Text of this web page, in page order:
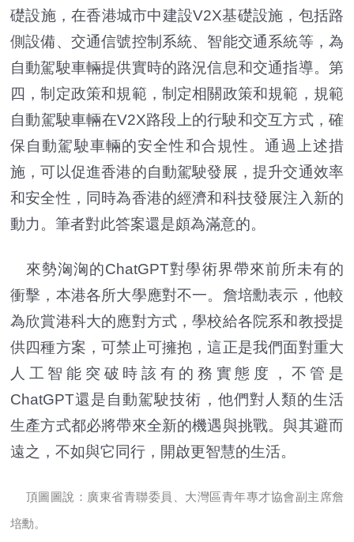
礎設施，在香港城市中建設V2X基礎設施，包括路
側設備、交通信號控制系統、智能交通系統等，為
自動駕駛車輛提供實時的路況信息和交通指導。第
四，制定政策和規範，制定相關政策和規範，規範
自動駕駛車輛在V2X路段上的行駛和交互方式，確
保自動駕駛車輛的安全性和合規性。通過上述措
施，可以促進香港的自動駕駛發展，提升交通效率
和安全性，同時為香港的經濟和科技發展注入新的
動力。筆者對此答案還是頗為滿意的。
來勢洶洶的ChatGPT對學術界帶來前所未有的
衝擊，本港各所大學應對不一。詹培勳表示，他較
為欣賞港科大的應對方式，學校給各院系和教授提
供四種方案，可禁止可擁抱，這正是我們面對重大
人工智能突破時該有的務實態度，不管是
ChatGPT還是自動駕駛技術，他們對人類的生活
生產方式都必將帶來全新的機遇與挑戰。與其避而
遠之，不如與它同行，開啟更智慧的生活。
頂圖圖說：廣東省青聯委員、大灣區青年專才協會副主席詹
培勳。